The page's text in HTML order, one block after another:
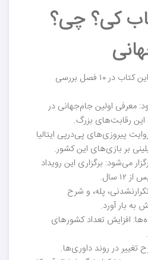
کی؟‌ چی؟
تاریخچه‌ی جام‌جهانی در این کتاب در ۱۰ فصل بررسی
معرفی اولین جام‌جهانی در
رقابت‌های بزرگ.
پیروزی‌های پی‌درپی ایتالیا
بر بازی‌های این کشور.
می‌شود: برگزاری این رویداد
سال.
پله، و شرح
بار آورد.
افزایش تعداد کشورهای